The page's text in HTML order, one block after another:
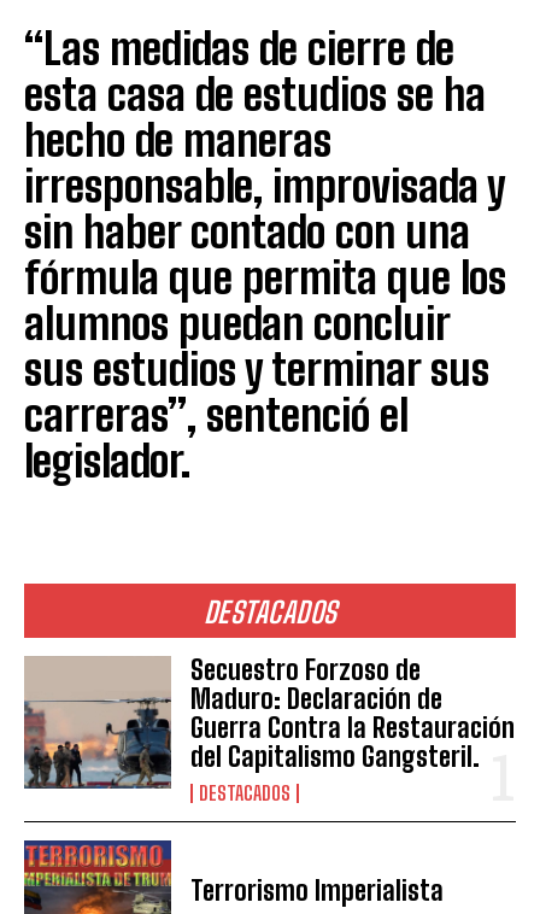
DESTACADOS
Secuestro Forzoso de
Maduro: Declaración de
Guerra Contra la Restauración
del Capitalismo Gangsteril.
DESTACADOS
Terrorismo Imperialista
“Las medidas de cierre de
esta casa de estudios se ha
hecho de maneras
irresponsable, improvisada y
sin haber contado con una
fórmula que permita que los
alumnos puedan concluir
sus estudios y terminar sus
carreras”, sentenció el
legislador.